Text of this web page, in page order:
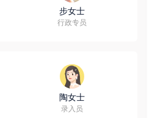
步女士
行政专员
陶女士
录入员